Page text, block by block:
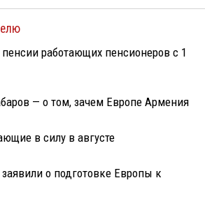
работающих пенсионеров с 1
— о том, зачем Европе Армения
в силу в августе
о подготовке Европы к